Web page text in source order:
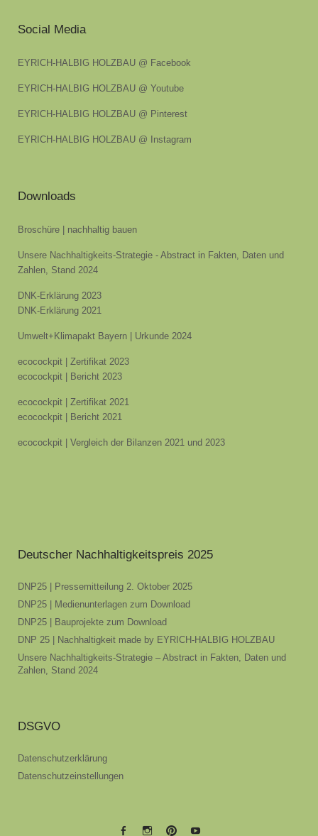
Social Media
EYRICH-HALBIG HOLZBAU @ Facebook
EYRICH-HALBIG HOLZBAU @ Youtube
EYRICH-HALBIG HOLZBAU @ Pinterest
EYRICH-HALBIG HOLZBAU @ Instagram
Downloads
Broschüre | nachhaltig bauen
Unsere Nachhaltigkeits-Strategie - Abstract in Fakten, Daten und
Zahlen, Stand 2024
DNK-Erklärung 2023
DNK-Erklärung 2021
Umwelt+Klimapakt Bayern | Urkunde 2024
ecocockpit | Zertifikat 2023
ecocockpit | Bericht 2023
ecocockpit | Zertifikat 2021
ecocockpit | Bericht 2021
ecocockpit | Vergleich der Bilanzen 2021 und 2023
Deutscher Nachhaltigkeitspreis 2025
DNP25 | Pressemitteilung 2. Oktober 2025
DNP25 | Medienunterlagen zum Download
DNP25 | Bauprojekte zum Download
DNP 25 | Nachhaltigkeit made by EYRICH-HALBIG HOLZBAU
Unsere Nachhaltigkeits-Strategie – Abstract in Fakten, Daten und
Zahlen, Stand 2024
DSGVO
Datenschutzerklärung
Datenschutzeinstellungen